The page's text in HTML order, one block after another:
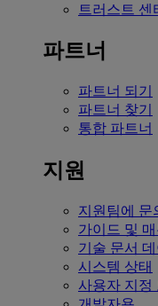
트러스트 센
파트너
파트너 되기
파트너 찾기
통합 파트너
지원
지원팀에 문
가이드 및
기술 문서
시스템 상태
사용자 지정